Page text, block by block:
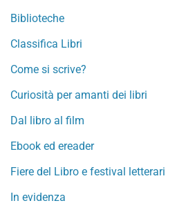
Biblioteche
Classifica Libri
Come si scrive?
Curiosità per amanti dei libri
Dal libro al film
Ebook ed ereader
Fiere del Libro e festival letterari
In evidenza